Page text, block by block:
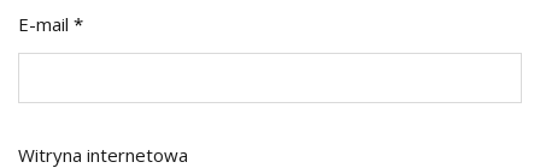
E-mail *
Witryna internetowa